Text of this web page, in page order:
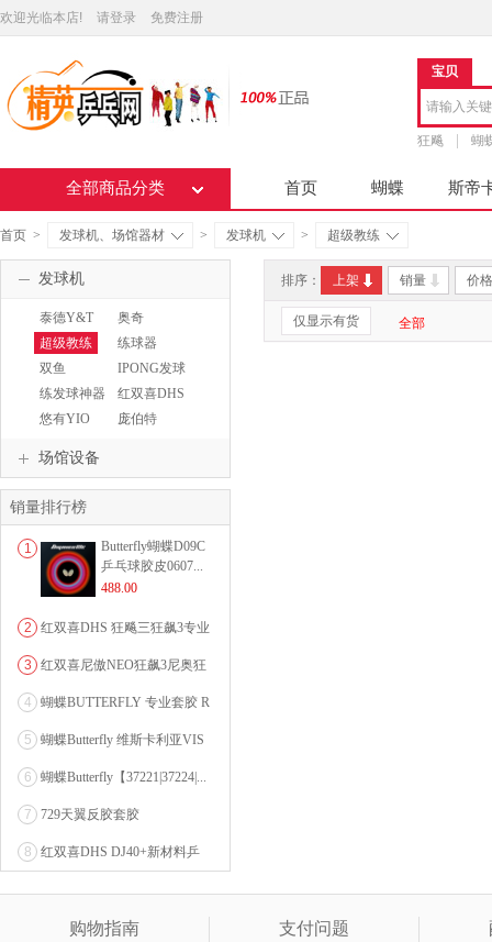
欢迎光临本店! 请登录 免费注册
宝贝
狂飚 蝴
全部商品分类 首页 蝴蝶 斯帝
首页 > 发球机、场馆器材 > 发球机 > 超级教练
排序： 上架 销量 价格
仅显示有货 全部
发球机
泰德Y&T
奥奇
OUKEI
超级教练
练球器
双鱼
DOUBLEFISH
IPONG发球
机
练发球神器
红双喜DHS
悠有YIO
庞伯特
场馆设备
销量排行榜
1
Butterfly蝴蝶D09C
乒乓球胶皮0607...
488.00
2
红双喜DHS 狂飚三狂飙3专业
3
红双喜尼傲NEO狂飙3尼奥狂
4
蝴蝶BUTTERFLY 专业套胶 R
5
蝴蝶Butterfly 维斯卡利亚VIS
6
蝴蝶Butterfly【37221|37224|...
7 729天翼反胶套胶
8
红双喜DHS DJ40+新材料乒
乓球 WTT系列...
购物指南 支付问题